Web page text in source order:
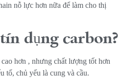
nỗ lực hơn nữa để làm cho thị
dụng carbon?
hơn , nhưng chất lượng tốt hơn
tố, chủ yếu là cung và cầu.